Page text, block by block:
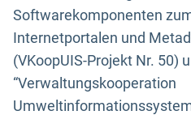
Softwarekomponenten
Internetportalen und
(VKoopUIS-Projekt Nr. 50)
“Verwaltungskooperation